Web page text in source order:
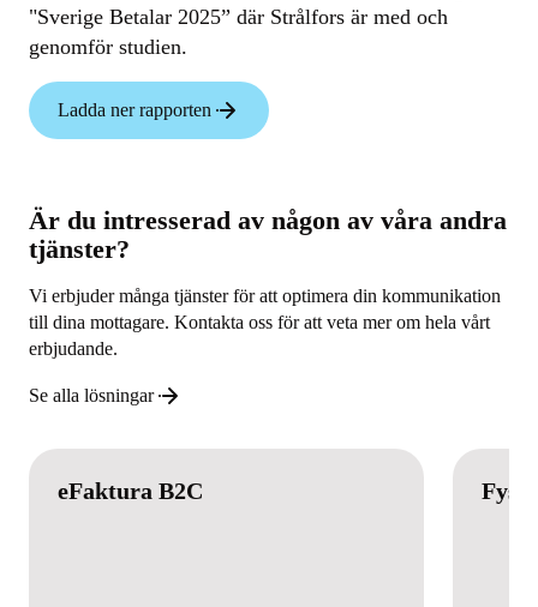
"Sverige Betalar 2025” där Strålfors är med och
genomför studien.
Ladda ner rapporten
Är du intresserad av någon av våra andra
tjänster?
Vi erbjuder många tjänster för att optimera din kommunikation
till dina mottagare. Kontakta oss för att veta mer om hela vårt
erbjudande.
Se alla lösningar
eFaktura B2C